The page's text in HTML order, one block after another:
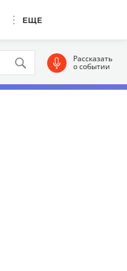
ЕЩЕ
Рассказать
о событии